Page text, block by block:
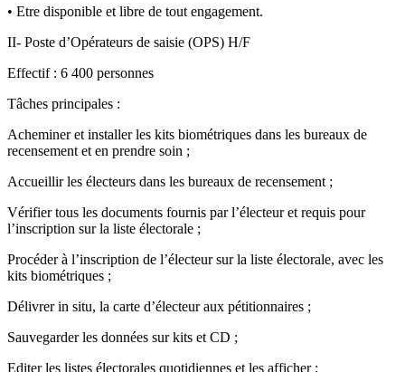
• Etre disponible et libre de tout engagement.
II- Poste d’Opérateurs de saisie (OPS) H/F
Effectif : 6 400 personnes
Tâches principales :
Acheminer et installer les kits biométriques dans les bureaux de
recensement et en prendre soin ;
Accueillir les électeurs dans les bureaux de recensement ;
Vérifier tous les documents fournis par l’électeur et requis pour
l’inscription sur la liste électorale ;
Procéder à l’inscription de l’électeur sur la liste électorale, avec les
kits biométriques ;
Délivrer in situ, la carte d’électeur aux pétitionnaires ;
Sauvegarder les données sur kits et CD ;
Editer les listes électorales quotidiennes et les afficher ;